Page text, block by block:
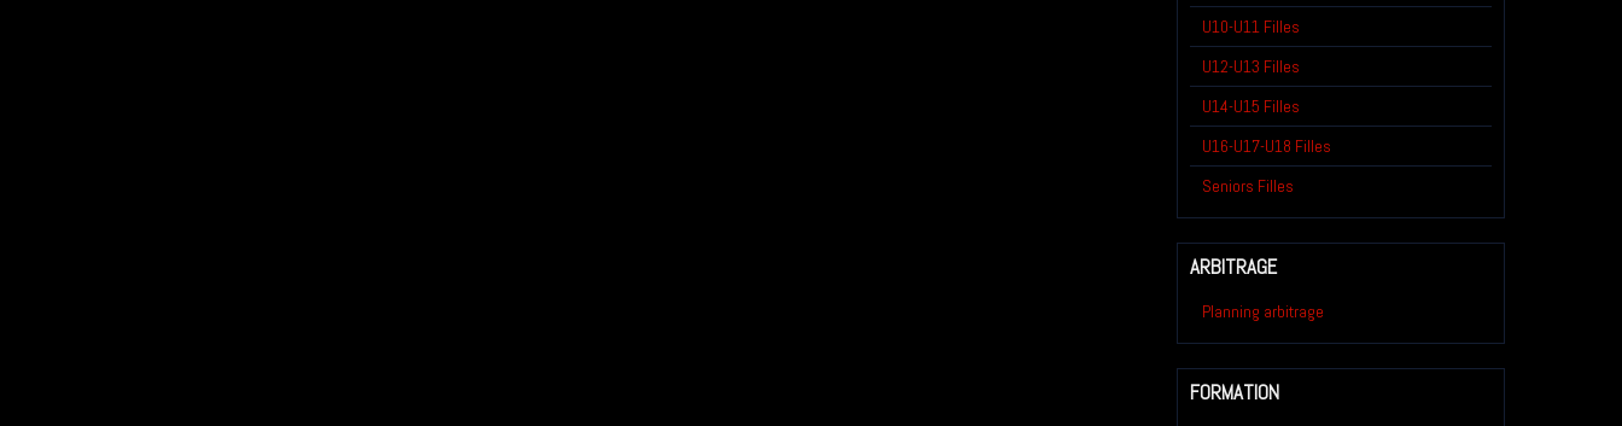
U10-U11 Filles
U12-U13 Filles
U14-U15 Filles
U16-U17-U18 Filles
Seniors Filles
ARBITRAGE
Planning arbitrage
FORMATION